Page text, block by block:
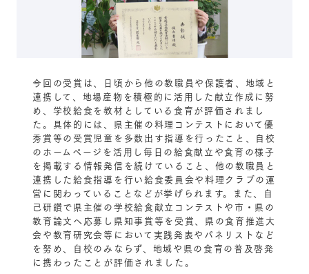
今回の受賞は、日頃から他の教職員や保護者、地域と
連携して、地場産物を積極的に活用した献立作成に努
め、学校給食を教材としている食育が評価されまし
た。具体的には、県主催の料理コンテストにおいて優
秀賞等の受賞児童を多数出す指導を行ったこと、自校
のホームページを活用し毎日の給食献立や食育の様子
を掲載する情報発信を続けていること、他の教職員と
連携した給食指導を行い給食委員会や料理クラブの運
営に関わっていることなどが挙げられます。また、自
己研鑽で県主催の学校給食献立コンテストや市・県の
教育論文へ応募し県知事賞等を受賞、県の食育推進大
会や教育研究会等において実践発表やパネリストなど
を努め、自校のみならず、地域や県の食育の普及啓発
に携わったことが評価されました。